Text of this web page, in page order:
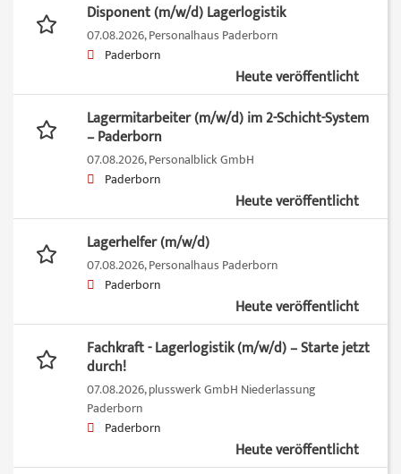
Disponent (m/w/d) Lagerlogistik
07.08.2026,Personalhaus Paderborn
Paderborn
Heute veröffentlicht
Lagermitarbeiter (m/w/d) im 2-Schicht-System
– Paderborn
07.08.2026,Personalblick GmbH
Paderborn
Heute veröffentlicht
Lagerhelfer (m/w/d)
07.08.2026,Personalhaus Paderborn
Paderborn
Heute veröffentlicht
Fachkraft - Lagerlogistik (m/w/d) – Starte jetzt
durch!
07.08.2026,plusswerk GmbH Niederlassung
Paderborn
Paderborn
Heute veröffentlicht